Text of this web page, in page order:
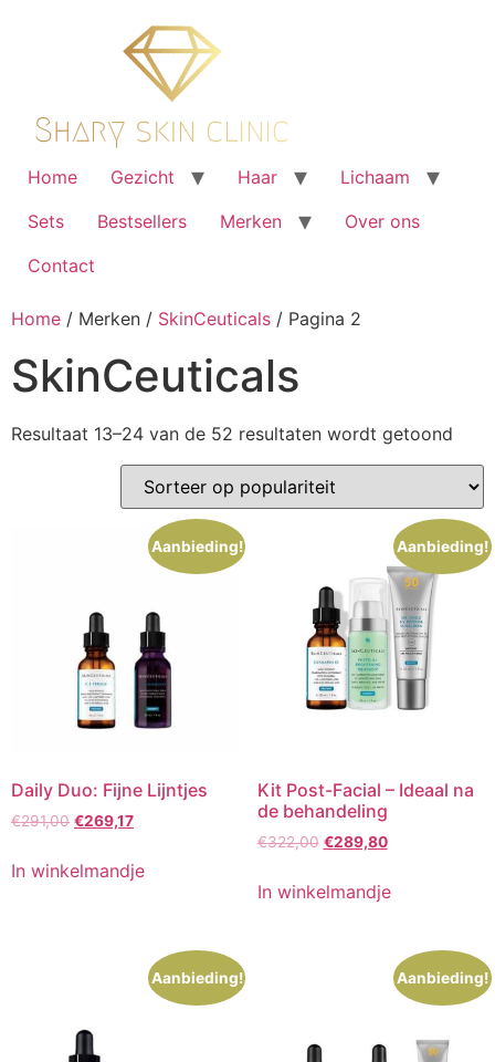
Home Gezicht Haar
Lichaam
Sets
Bestsellers Merken
Over ons
Contact
Home / Merken / SkinCeuticals / Pagina 2
SkinCeuticals
Resultaat 13–24 van de 52 resultaten wordt getoond
op
Aanbieding!
Daily Duo: Fijne Lijntjes
€291,00 Oorspronkelijke
was:
€291,00.
€269,17Huidige
is:
In winkelmandje
Aanbieding!
Kit Post-Facial – Ideaal na
de behandeling
€322,00 Oorspronkelijke
was:
€322,00.
€289,80Huidige
is:
In winkelmandje
Aanbieding! Aanbieding!